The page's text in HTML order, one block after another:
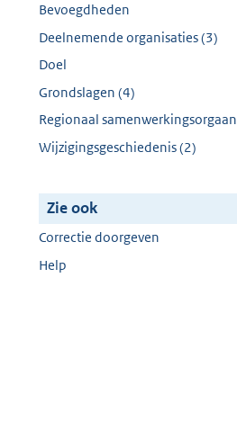
Bevoegdheden
Deelnemende organisaties (3)
Doel
Grondslagen (4)
Regionaal samenwerkingsorgaan
Wijzigingsgeschiedenis (2)
Zie ook
Correctie doorgeven
Help